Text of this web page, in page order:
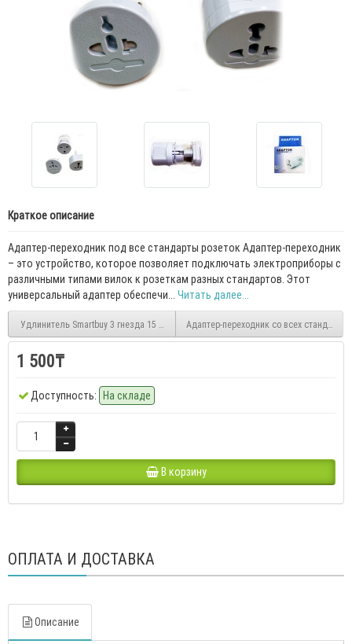
Краткое описание
Адаптер-переходник под все стандарты розеток Адаптер-переходник
– это устройство, которое позволяет подключать электроприборы с
различными типами вилок к розеткам разных стандартов. Этот
универсальный адаптер обеспечи... Читать далее...
Удлинитель Smartbuy 3 гнезда 15 метров 16А/3,5кВт с заземлением
Адаптер-переходник со всех
1 500₸
Доступность: На складе
В корзину
ОПЛАТА И ДОСТАВКА
Описание